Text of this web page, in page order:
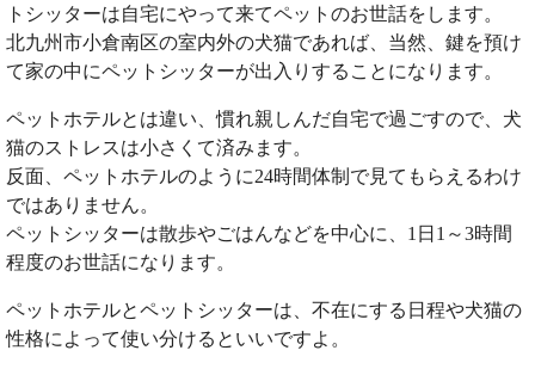
トシッターは自宅にやって来てペットのお世話をします。
北九州市小倉南区の室内外の犬猫であれば、当然、鍵を預け
て家の中にペットシッターが出入りすることになります。
ペットホテルとは違い、慣れ親しんだ自宅で過ごすので、犬
猫のストレスは小さくて済みます。
反面、ペットホテルのように24時間体制で見てもらえるわけ
ではありません。
ペットシッターは散歩やごはんなどを中心に、1日1～3時間
程度のお世話になります。
ペットホテルとペットシッターは、不在にする日程や犬猫の
性格によって使い分けるといいですよ。